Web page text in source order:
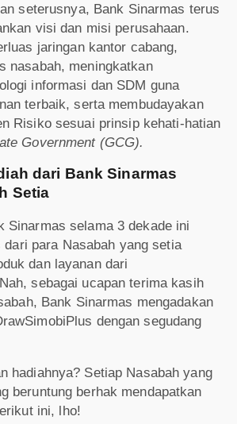
seterusnya, Bank Sinarmas terus
visi dan misi perusahaan.
jaringan kantor cabang,
nasabah, meningkatkan
informasi dan SDM guna
terbaik, serta membudayakan
Risiko sesuai prinsip kehati-hatian
Government (GCG).
dari Bank Sinarmas
Setia
Sinarmas selama 3 dekade ini
para Nasabah yang setia
dan layanan dari
sebagai ucapan terima kasih
Bank Sinarmas mengadakan
dengan segudang
hadiahnya? Setiap Nasabah yang
beruntung berhak mendapatkan
ini, lho!